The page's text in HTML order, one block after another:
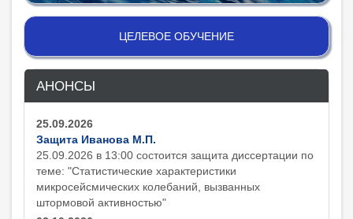
ЦЕЛЕВОЕ ОБУЧЕНИЕ
АНОНСЫ
25.09.2026
Защита Иванова М.П.
25.09.2026 в 13:00 состоится защита диcсертации по
теме: "Статистические характеристики
микросейсмических колебаний, вызванных
штормовой активностью"